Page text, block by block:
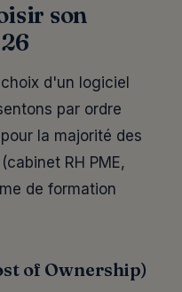
son
d'un logiciel
par ordre
la majorité des
RH PME,
de formation
of Ownership)